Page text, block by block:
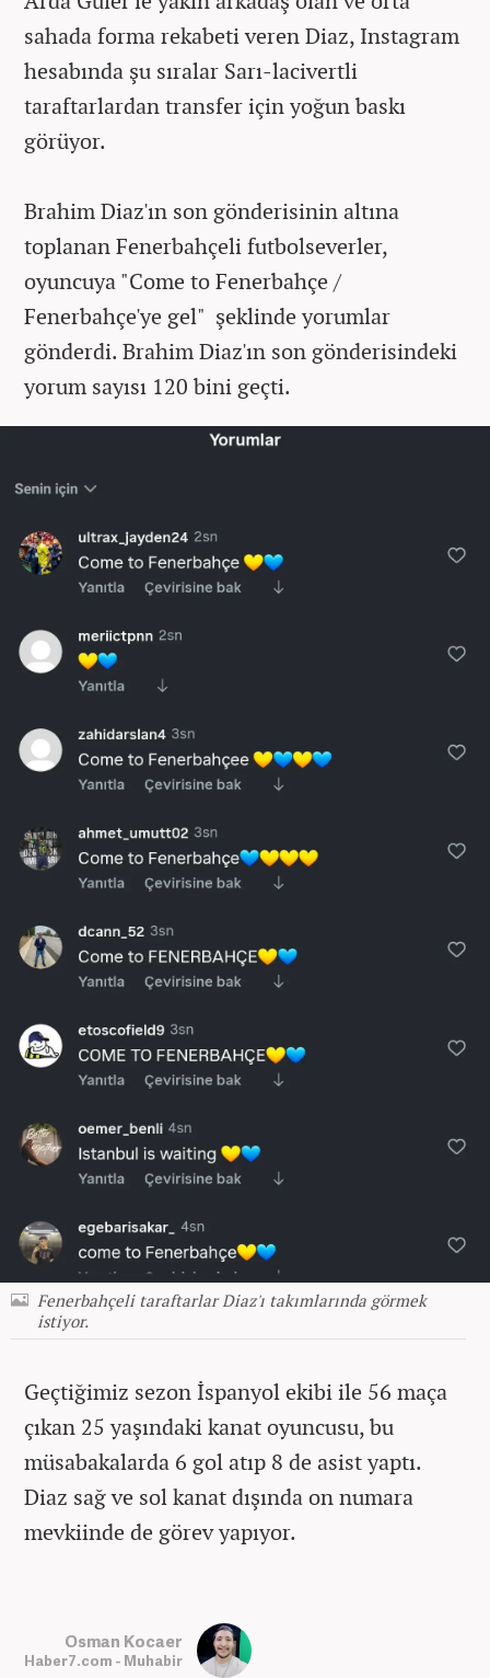
sahada forma rekabeti veren Diaz, Instagram
hesabında şu sıralar Sarı-lacivertli
taraftarlardan transfer için yoğun baskı
görüyor.
Brahim Diaz'ın son gönderisinin altına
toplanan Fenerbahçeli futbolseverler,
oyuncuya"Come to Fenerbahçe /
Fenerbahçe'ye gel" şeklinde yorumlar
gönderdi. Brahim Diaz'ın son gönderisindeki
yorum sayısı 120 bini geçti.
Fenerbahçeli taraftarlar Diaz'ı takımlarında görmek
istiyor.
Geçtiğimiz sezon İspanyol ekibi ile 56 maça
çıkan 25 yaşındaki kanat oyuncusu, bu
müsabakalarda 6 gol atıp 8 de asist yaptı.
Diaz sağ ve sol kanat dışında on numara
mevkiinde de görev yapıyor.
Osman Kocaer
Haber7.com - Muhabir